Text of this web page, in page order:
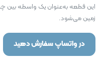
این قطعه به‌عنوان یک واسطه بین
زمین می‌شود.
در واتساپ سفارش دهید